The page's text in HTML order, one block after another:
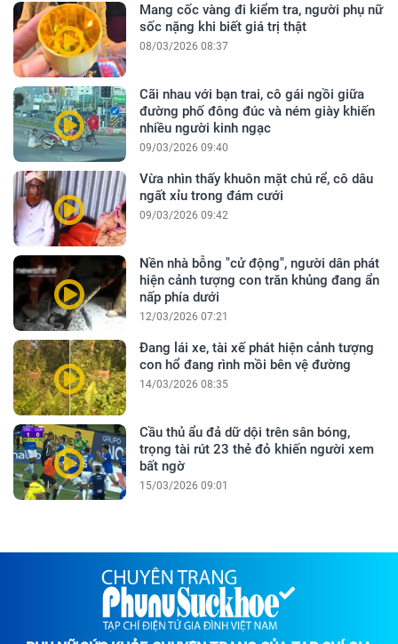
Mang cốc vàng đi kiểm tra, người phụ nữ
sốc nặng khi biết giá trị thật
08/03/2026 08:37
Cãi nhau với bạn trai, cô gái ngồi giữa
đường phố đông đúc và ném giày khiến
nhiều người kinh ngạc
09/03/2026 09:40
Vừa nhìn thấy khuôn mặt chú rể, cô dâu
ngất xỉu trong đám cưới
09/03/2026 09:42
Nền nhà bỗng "cử động", người dân phát
hiện cảnh tượng con trăn khủng đang ẩn
nấp phía dưới
12/03/2026 07:21
Đang lái xe, tài xế phát hiện cảnh tượng
con hổ đang rình mồi bên vệ đường
14/03/2026 08:35
Cầu thủ ẩu đả dữ dội trên sân bóng,
trọng tài rút 23 thẻ đỏ khiến người xem
bất ngờ
15/03/2026 09:01